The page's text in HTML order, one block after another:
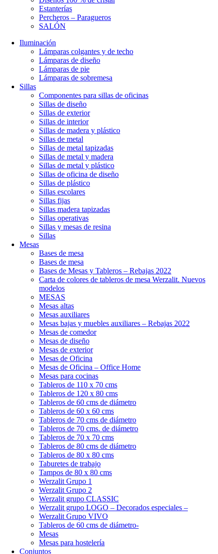
Estanterías
Percheros – Paragueros
SALÓN
Iluminación
Lámparas colgantes y de techo
Lámparas de diseño
Lámparas de pie
Lámparas de sobremesa
Sillas
Componentes para sillas de oficinas
Sillas de diseño
Sillas de exterior
Sillas de interior
Sillas de madera y plástico
Sillas de metal
Sillas de metal tapizadas
Sillas de metal y madera
Sillas de metal y plástico
Sillas de oficina de diseño
Sillas de plástico
Sillas escolares
Sillas fijas
Sillas madera tapizadas
Sillas operativas
Sillas y mesas de resina
Sillas
Mesas
Bases de mesa
Bases de mesa
Bases de Mesas y Tableros – Rebajas 2022
Carta de colores de tableros de mesa Werzalit. Nuevos
modelos
MESAS
Mesas altas
Mesas auxiliares
Mesas bajas y muebles auxiliares – Rebajas 2022
Mesas de comedor
Mesas de diseño
Mesas de exterior
Mesas de Oficina
Mesas de Oficina – Office Home
Mesas para cocinas
Tableros de 110 x 70 cms
Tableros de 120 x 80 cms
Tableros de 60 cms de diámetro
Tableros de 60 x 60 cms
Tableros de 70 cms de diámetro
Tableros de 70 cms. de diámetro
Tableros de 70 x 70 cms
Tableros de 80 cms de diámetro
Tableros de 80 x 80 cms
Taburetes de trabajo
Tampos de 80 x 80 cms
Werzalit Grupo 1
Werzalit Grupo 2
Werzalit grupo CLASSIC
Werzalit grupo LOGO – Decorados especiales –
Werzalit Grupo VIVO
Tableros de 60 cms de diámetro-
Mesas
Mesas para hostelería
Conjuntos